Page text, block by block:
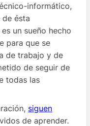
informático,
ésta
un sueño hecho
para que se
de trabajo y de
de seguir de
todas las
siguen
de aprender.